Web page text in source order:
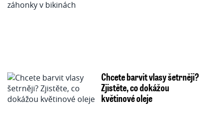
Chcete barvit vlasy šetrněji?
Zjistěte, co dokážou
květinové oleje